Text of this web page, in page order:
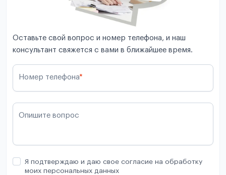
Оставьте свой вопрос и номер телефона, и наш
консультант свяжется с вами в ближайшее время.
Номер телефона*
Опишите вопрос
Я подтверждаю и даю свое согласие на обработку
моих персональных данных